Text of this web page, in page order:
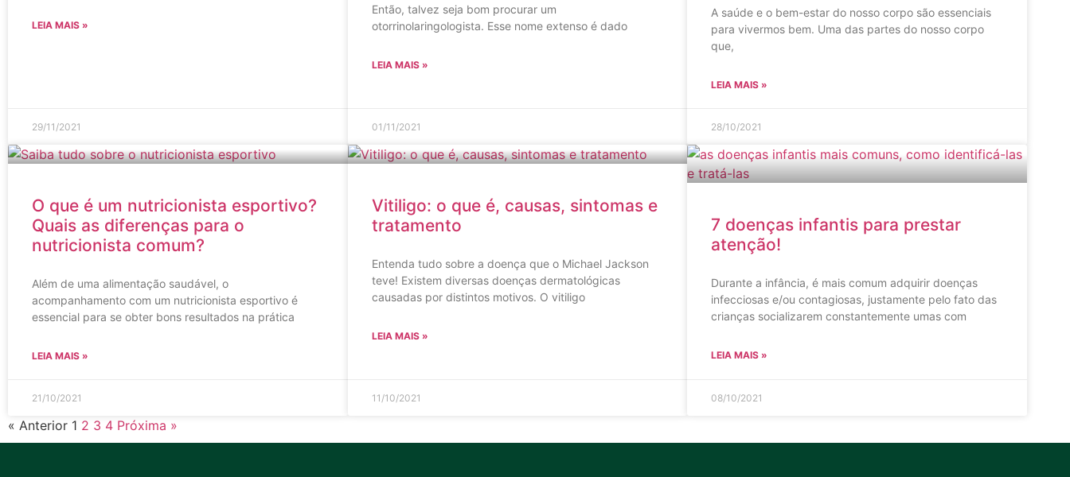
LEIA MAIS »
29/11/2021
Então, talvez seja bom procurar um
otorrinolaringologista. Esse nome extenso é dado
LEIA MAIS »
01/11/2021
A saúde e o bem-estar do nosso corpo são essenciais
para vivermos bem. Uma das partes do nosso corpo
que,
LEIA MAIS »
28/10/2021
O que é um nutricionista esportivo?
Quais as diferenças para o
nutricionista comum?
Além de uma alimentação saudável, o
acompanhamento com um nutricionista esportivo é
essencial para se obter bons resultados na prática
LEIA MAIS »
21/10/2021
Vitiligo: o que é, causas, sintomas e
tratamento
Entenda tudo sobre a doença que o Michael Jackson
teve! Existem diversas doenças dermatológicas
causadas por distintos motivos. O vitiligo
LEIA MAIS »
11/10/2021
7 doenças infantis para prestar
atenção!
Durante a infância, é mais comum adquirir doenças
infecciosas e/ou contagiosas, justamente pelo fato das
crianças socializarem constantemente umas com
LEIA MAIS »
08/10/2021
« Anterior 1 2 3 4 Próxima »